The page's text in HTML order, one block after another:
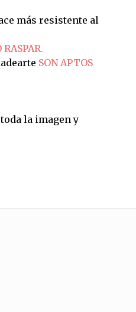
más resistente al
RASPAR.
SON APTOS
la imagen y